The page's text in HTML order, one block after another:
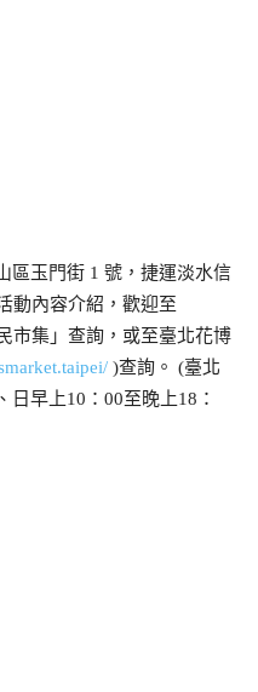
區玉門街 1 號，捷運淡水信
動內容介紹，歡迎至
市集」查詢，或至臺北花博
)查詢。 (臺北
早上10：00至晚上18：